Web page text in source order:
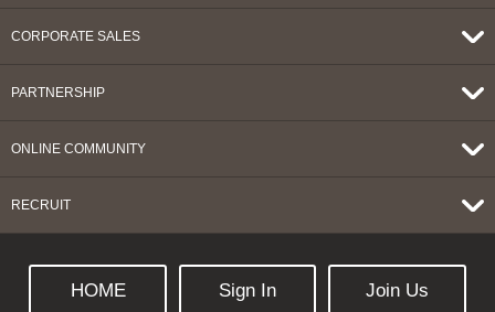
CORPORATE SALES
PARTNERSHIP
ONLINE COMMUNITY
RECRUIT
HOME Sign In Join Us